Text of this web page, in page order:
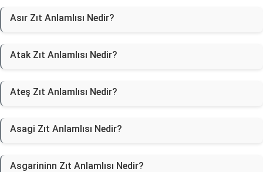
Asır Zıt Anlamlısı Nedir?
Atak Zıt Anlamlısı Nedir?
Ateş Zıt Anlamlısı Nedir?
Asagi Zıt Anlamlısı Nedir?
Asgarininn Zıt Anlamlısı Nedir?